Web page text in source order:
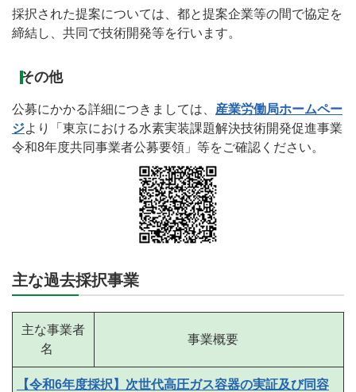
採択された提案については、都と提案企業等の間で協定を
締結し、共同で技術開発等を行います。
その他
公募にかかる詳細につきましては、 産業労働局ホームペー
ジより「東京における水素実装課題解決技術開発促進事業
令和8年度共同事業者公募要領」等をご確認ください。
主な過去採択事業
主な事業者
名
事業概要
【令和6年度採択】次世代高圧ガス容器の実証及び同容